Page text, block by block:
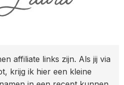
affiliate links zijn. Als jij via
krijg ik hier een kleine